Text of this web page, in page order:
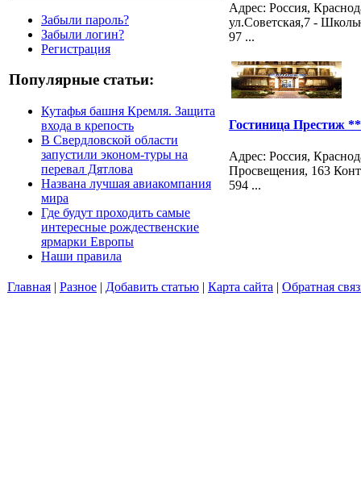
Забыли пароль?
Забыли логин?
Регистрация
Популярные статьи:
Кутафья башня Кремля. Защита
входа в крепость
В Свердловской области
запустили эконом-туры на
перевал Дятлова
Названа лучшая авиакомпания
мира
Где будут проходить самые
интересные рождественские
ярмарки Европы
Наши правила
Адрес: Россия,
ул.Советская,7 -
97 ...
Гостиница Престиж
Адрес: Россия,
Просвещения, 163
594 ...
Главная | Разное | Добавить статью | Карта сайта | Обратная